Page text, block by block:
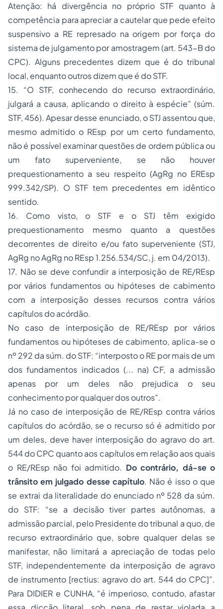
Atenção: há divergência no próprio STF quanto à
competência para apreciar a cautelar que pede efeito
suspensivo a RE represado na origem por força do
sistema de julgamento por amostragem (art. 543-B do
CPC). Alguns precedentes dizem que é do tribunal
local, enquanto outros dizem que é do STF.
15. “O STF, conhecendo do recurso extraordinário,
julgará a causa, aplicando o direito à espécie” (súm.
STF, 456). Apesar desse enunciado, o STJ assentou que,
mesmo admitido o REsp por um certo fundamento,
não é possível examinar questões de ordem pública ou
um fato superveniente, se não houver
prequestionamento a seu respeito (AgRg no EREsp
999.342/SP). O STF tem precedentes em idêntico
sentido.
16. Como visto, o STF e o STJ têm exigido
prequestionamento mesmo quanto a questões
decorrentes de direito e/ou fato superveniente (STJ,
AgRg no AgRg no REsp 1.256.534/SC, j. em 04/2013).
17. Não se deve confundir a interposição de RE/REsp
por vários fundamentos ou hipóteses de cabimento
com a interposição desses recursos contra vários
capítulosdo acórdão.
No caso de interposição de RE/REsp por vários
fundamentos ou hipóteses de cabimento, aplica-se o
nº 292 da súm. do STF: “interposto o RE por mais de um
dos fundamentos indicados (... na) CF, a admissão
apenas por um deles não prejudica o seu
conhecimento por qualquer dos outros”.
Já no caso de interposição de RE/REsp contra vários
capítulos do acórdão, se o recurso só é admitido por
um deles, deve haver interposição do agravo do art.
544 do CPC quanto aos capítulos em relação aos quais
o RE/REsp não foi admitido. Do contrário, dá-se o
trânsito em julgado desse capítulo. Não é isso o que
se extrai da literalidade do enunciado nº 528 da súm.
do STF: “se a decisão tiver partes autônomas, a
admissão parcial, pelo Presidente do tribunal a quo, de
recurso extraordinário que, sobre qualquer delas se
manifestar, não limitará a apreciação de todas pelo
STF, independentemente da interposição de agravo
de instrumento [rectius: agravo do art. 544 do CPC]”.
Para DIDIER e CUNHA, “é imperioso, contudo, afastar